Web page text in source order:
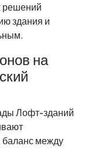
решений
здания и
на
Лофт-зданий
баланс между